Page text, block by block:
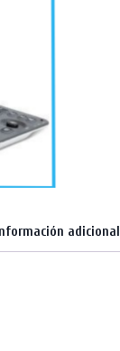
Información adicional